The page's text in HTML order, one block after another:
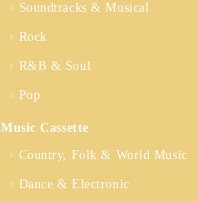
Soundtracks & Musical
Rock
R&B & Soul
Pop
Music Cassette
Country, Folk & World Music
Dance & Electronic